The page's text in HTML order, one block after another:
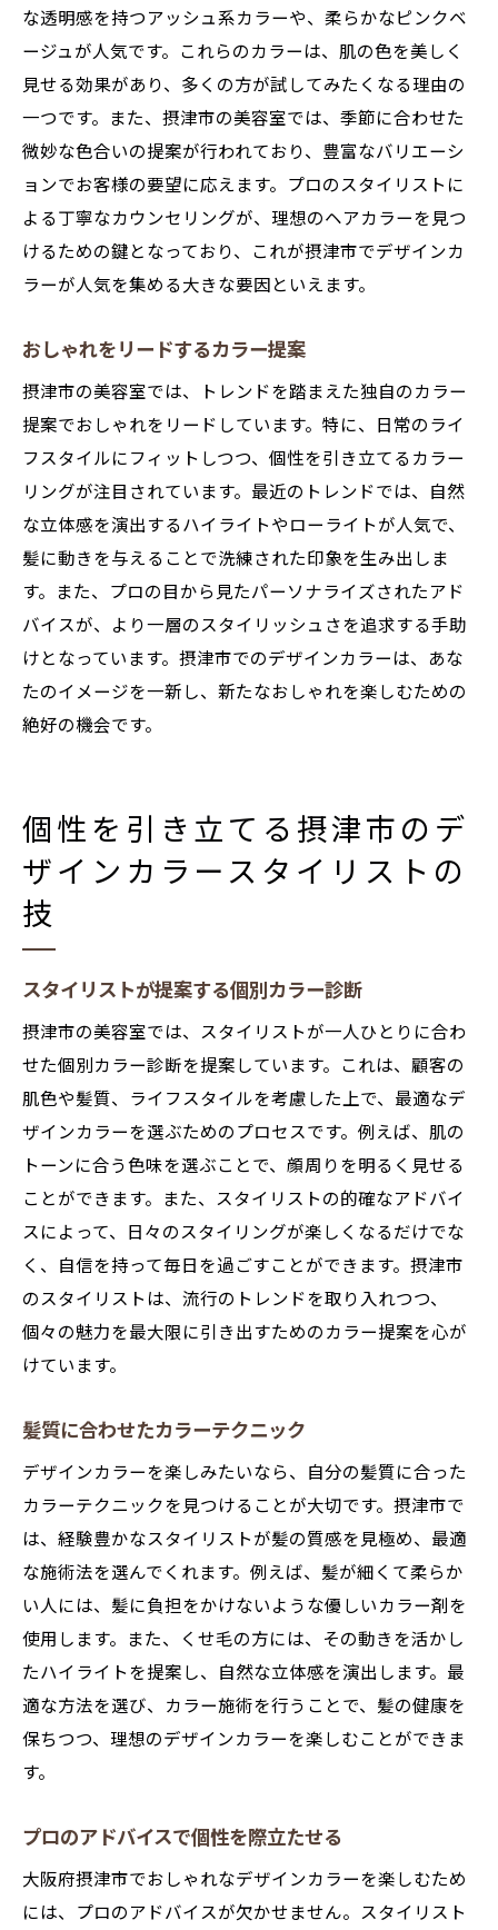
地域で注目のカラーコーディネート
自分らしさを演出するカラー選び
トレンドと個性のバランスを取る方法
摂津市でのカラー体験で新しい自分に
な透明感を持つアッシュ系カラーや、柔らかなピンクベ
ージュが人気です。これらのカラーは、肌の色を美しく
見せる効果があり、多くの方が試してみたくなる理由の
一つです。また、摂津市の美容室では、季節に合わせた
微妙な色合いの提案が行われており、豊富なバリエーシ
ョンでお客様の要望に応えます。プロのスタイリストに
よる丁寧なカウンセリングが、理想のヘアカラーを見つ
けるための鍵となっており、これが摂津市でデザインカ
ラーが人気を集める大きな要因といえます。
おしゃれをリードするカラー提案
摂津市の美容室では、トレンドを踏まえた独自のカラー
提案でおしゃれをリードしています。特に、日常のライ
フスタイルにフィットしつつ、個性を引き立てるカラー
リングが注目されています。最近のトレンドでは、自然
な立体感を演出するハイライトやローライトが人気で、
髪に動きを与えることで洗練された印象を生み出しま
す。また、プロの目から見たパーソナライズされたアド
バイスが、より一層のスタイリッシュさを追求する手助
けとなっています。摂津市でのデザインカラーは、あな
たのイメージを一新し、新たなおしゃれを楽しむための
絶好の機会です。
個性を引き立てる摂津市のデ
ザインカラースタイリストの
技
スタイリストが提案する個別カラー診断
摂津市の美容室では、スタイリストが一人ひとりに合わ
せた個別カラー診断を提案しています。これは、顧客の
肌色や髪質、ライフスタイルを考慮した上で、最適なデ
ザインカラーを選ぶためのプロセスです。例えば、肌の
トーンに合う色味を選ぶことで、顔周りを明るく見せる
ことができます。また、スタイリストの的確なアドバイ
スによって、日々のスタイリングが楽しくなるだけでな
く、自信を持って毎日を過ごすことができます。摂津市
のスタイリストは、流行のトレンドを取り入れつつ、
個々の魅力を最大限に引き出すためのカラー提案を心が
けています。
髪質に合わせたカラーテクニック
デザインカラーを楽しみたいなら、自分の髪質に合った
カラーテクニックを見つけることが大切です。摂津市で
は、経験豊かなスタイリストが髪の質感を見極め、最適
な施術法を選んでくれます。例えば、髪が細くて柔らか
い人には、髪に負担をかけないような優しいカラー剤を
使用します。また、くせ毛の方には、その動きを活かし
たハイライトを提案し、自然な立体感を演出します。最
適な方法を選び、カラー施術を行うことで、髪の健康を
保ちつつ、理想のデザインカラーを楽しむことができま
す。
プロのアドバイスで個性を際立たせる
大阪府摂津市でおしゃれなデザインカラーを楽しむため
には、プロのアドバイスが欠かせません。スタイリスト